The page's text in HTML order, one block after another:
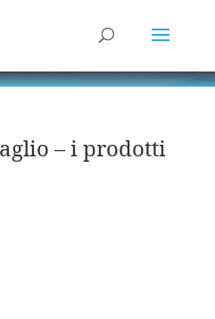
– i prodotti